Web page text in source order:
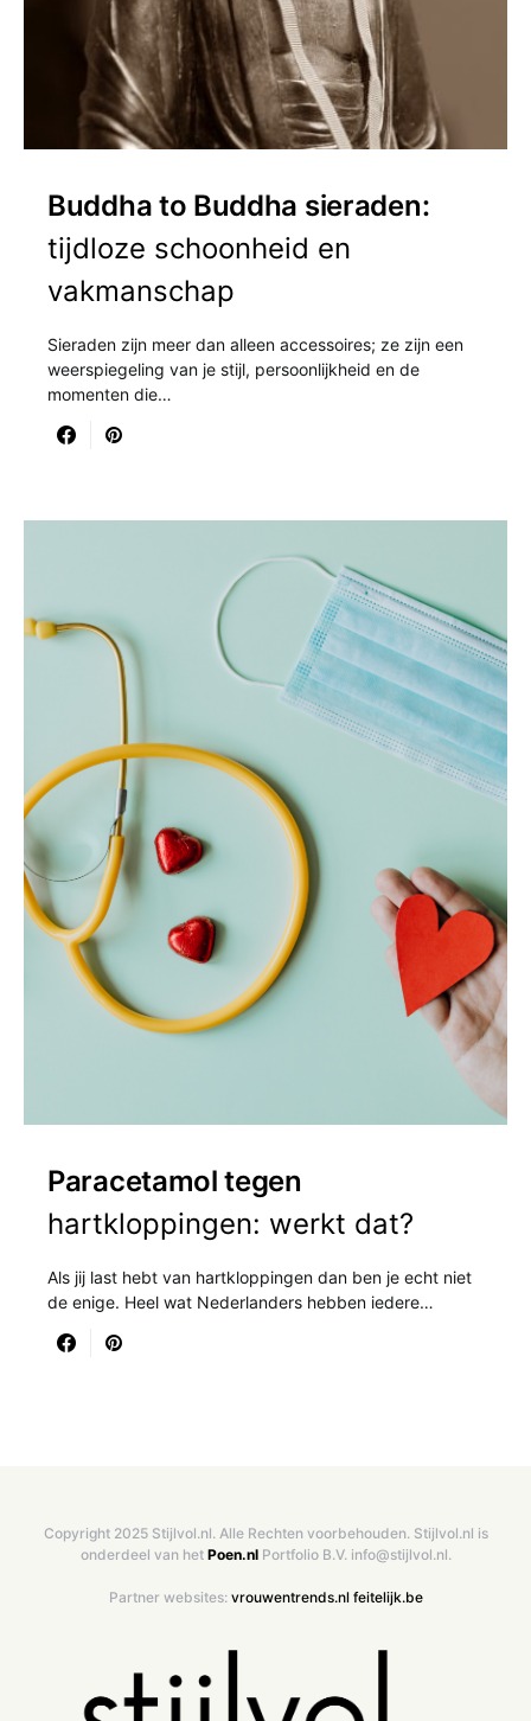
Buddha to Buddha sieraden:
tijdloze schoonheid en
vakmanschap
Sieraden zijn meer dan alleen accessoires; ze zijn een
weerspiegeling van je stijl, persoonlijkheid en de
momenten die…
Paracetamol tegen
hartkloppingen: werkt dat?
Als jij last hebt van hartkloppingen dan ben je echt niet
de enige. Heel wat Nederlanders hebben iedere…
Copyright 2025 Stijlvol.nl. Alle Rechten voorbehouden. Stijlvol.nl is
onderdeel van het Poen.nlPortfolio B.V. info@stijlvol.nl.
Partner websites: vrouwentrends.nl feitelijk.be